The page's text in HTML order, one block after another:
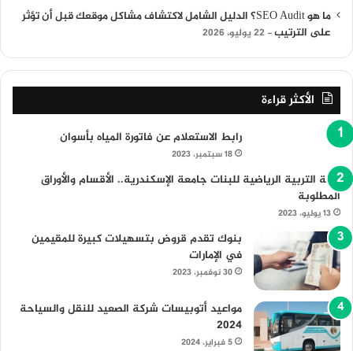
ما هو SEO Audit؟ الدليل الشامل لاكتشاف مشاكل موقعك قبل أن تؤثر
على الترتيب 22 يوليو، 2026
الأكثر قراءة
رابط الاستعلام عن فاتورة المياه بأسوان
18 سبتمبر، 2023
كلية التربية الرياضية للبنات جامعة الإسكندرية.. الأقسام والأوراق
المطلوبة
13 يوليو، 2023
بنوك تقدم قروض بتسهيلات كبيرة للمقيمين
في الإمارات
30 نوفمبر، 2023
مواعيد أتوبيسات شركة الصعيد للنقل والسياحة
2024
5 فبراير، 2024